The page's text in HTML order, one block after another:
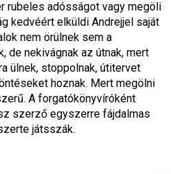
rubeles adósságot vagy megöli
kedvéért elküldi Andrejjel saját
nem örülnek sem a
de nekivágnak az útnak, mert
ülnek, stoppolnak, útitervet
hoznak. Mert megölni
A forgatókönyvíróként
szerző egyszerre fájdalmas
játsszák.